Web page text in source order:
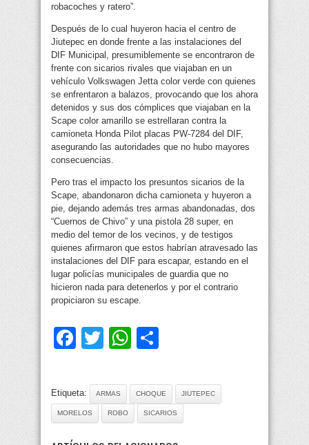
robacoches y ratero”.
Después de lo cual huyeron hacia el centro de
Jiutepec en donde frente a las instalaciones del
DIF Municipal, presumiblemente se encontraron de
frente con sicarios rivales que viajaban en un
vehículo Volkswagen Jetta color verde con quienes
se enfrentaron a balazos, provocando que los ahora
detenidos y sus dos cómplices que viajaban en la
Scape color amarillo se estrellaran contra la
camioneta Honda Pilot placas PW-7284 del DIF,
asegurando las autoridades que no hubo mayores
consecuencias.
Pero tras el impacto los presuntos sicarios de la
Scape, abandonaron dicha camioneta y huyeron a
pie, dejando además tres armas abandonadas, dos
“Cuernos de Chivo” y una pistola 28 super, en
medio del temor de los vecinos, y de testigos
quienes afirmaron que estos habrían atravesado las
instalaciones del DIF para escapar, estando en el
lugar policías municipales de guardia que no
hicieron nada para detenerlos y por el contrario
propiciaron su escape.
Facebook
TwitterWhatsApp
Etiqueta: ARMAS CHOQUE JIUTEPEC
MORELOS ROBO SICARIOS